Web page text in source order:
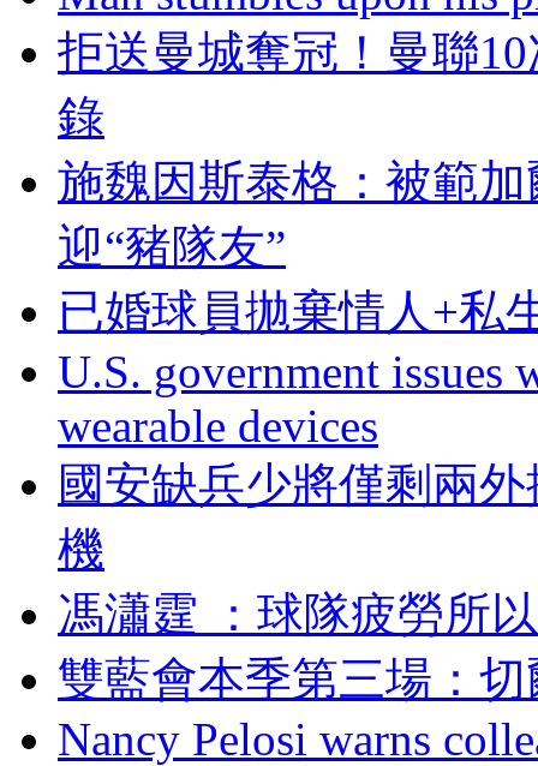
拒送曼城奪冠！曼
錄
施魏因斯泰格 ：被
迎“豬隊友”
已婚球員拋棄情人+私
U.S. government issues
wearable devices
國安缺兵少將僅剩兩
機
馮瀟霆 ：球隊疲勞
雙藍會本季第三場
Nancy Pelosi warns